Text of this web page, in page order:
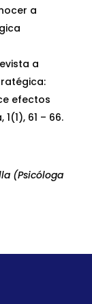
a
a
efectos
61 – 66.
(Psicóloga